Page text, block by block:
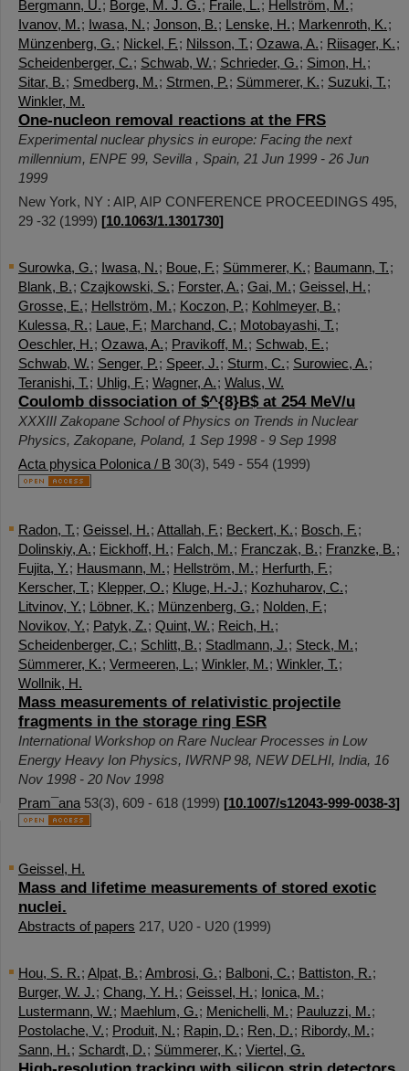
Bergmann, U.; Borge, M. J. G.; Fraile, L.; Hellström, M.;
Ivanov, M.; Iwasa, N.; Jonson, B.; Lenske, H.; Markenroth, K.;
Münzenberg, G.; Nickel, F.; Nilsson, T.; Ozawa, A.; Riisager, K.;
Scheidenberger, C.; Schwab, W.; Schrieder, G.; Simon, H.;
Sitar, B.; Smedberg, M.; Strmen, P.; Sümmerer, K.; Suzuki, T.;
Winkler, M.
One-nucleon removal reactions at the FRS
Experimental nuclear physics in europe: Facing the next
millennium, ENPE 99, Sevilla , Spain, 21 Jun 1999 - 26 Jun
1999
New York, NY : AIP, AIP CONFERENCE PROCEEDINGS 495,
29 -32 (1999) [10.1063/1.1301730]
Surowka, G.; Iwasa, N.; Boue, F.; Sümmerer, K.; Baumann, T.;
Blank, B.; Czajkowski, S.; Forster, A.; Gai, M.; Geissel, H.;
Grosse, E.; Hellström, M.; Koczon, P.; Kohlmeyer, B.;
Kulessa, R.; Laue, F.; Marchand, C.; Motobayashi, T.;
Oeschler, H.; Ozawa, A.; Pravikoff, M.; Schwab, E.;
Schwab, W.; Senger, P.; Speer, J.; Sturm, C.; Surowiec, A.;
Teranishi, T.; Uhlig, F.; Wagner, A.; Walus, W.
Coulomb dissociation of $^{8}B$ at 254 MeV/u
XXXIII Zakopane School of Physics on Trends in Nuclear
Physics, Zakopane, Poland, 1 Sep 1998 - 9 Sep 1998
Acta physica Polonica / B 30(3), 549 - 554 (1999)
Radon, T.; Geissel, H.; Attallah, F.; Beckert, K.; Bosch, F.;
Dolinskiy, A.; Eickhoff, H.; Falch, M.; Franczak, B.; Franzke, B.;
Fujita, Y.; Hausmann, M.; Hellström, M.; Herfurth, F.;
Kerscher, T.; Klepper, O.; Kluge, H.-J.; Kozhuharov, C.;
Litvinov, Y.; Löbner, K.; Münzenberg, G.; Nolden, F.;
Novikov, Y.; Patyk, Z.; Quint, W.; Reich, H.;
Scheidenberger, C.; Schlitt, B.; Stadlmann, J.; Steck, M.;
Sümmerer, K.; Vermeeren, L.; Winkler, M.; Winkler, T.;
Wollnik, H.
Mass measurements of relativistic projectile
fragments in the storage ring ESR
International Workshop on Rare Nuclear Processes in Low
Energy Heavy Ion Physics, IWRNP 98, NEW DELHI, India, 16
Nov 1998 - 20 Nov 1998
Pram¯ana 53(3), 609 - 618 (1999) [10.1007/s12043-999-0038-3]
Geissel, H.
Mass and lifetime measurements of stored exotic
nuclei.
Abstracts of papers 217, U20 - U20 (1999)
Hou, S. R.; Alpat, B.; Ambrosi, G.; Balboni, C.; Battiston, R.;
Burger, W. J.; Chang, Y. H.; Geissel, H.; Ionica, M.;
Lustermann, W.; Maehlum, G.; Menichelli, M.; Pauluzzi, M.;
Postolache, V.; Produit, N.; Rapin, D.; Ren, D.; Ribordy, M.;
Sann, H.; Schardt, D.; Sümmerer, K.; Viertel, G.